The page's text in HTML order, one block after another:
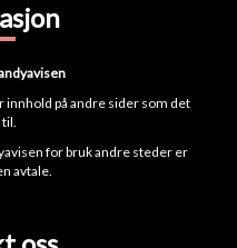
innhold på andre sider som det
for bruk andre steder er
avtale.